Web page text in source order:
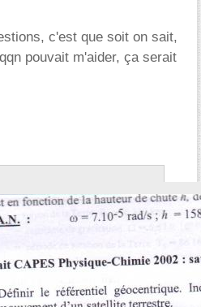
c'est que soit on sait,
pouvait m'aider, ça serait